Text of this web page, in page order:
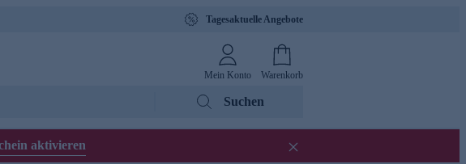
Tagesaktuelle Angebote
Mein Konto Warenkorb
Suchen
aktivieren